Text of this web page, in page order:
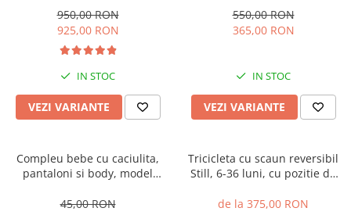
Manusi de iarna, Roti
antieroziune off-road, Husa
de ploaie si insecte
950,00 RON
925,00 RON
IN STOC
VEZI VARIANTE
muzica, Jazz
550,00 RON
365,00 RON
IN STOC
VEZI VARIANTE
Compleu bebe cu caciulita,
pantaloni si body, model
45,00 RON
Tricicleta cu scaun reversibil
Still, 6-36 luni, cu pozitie de
plina
de la 375,00 RON